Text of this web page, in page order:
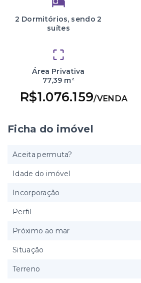
2 Dormitórios, sendo 2
suítes
Área Privativa
77,39 m²
R$1.076.159/VENDA
Ficha do imóvel
Aceita permuta?
Idade do imóvel
Incorporação
Perfil
Próximo ao mar
Situação
Terreno